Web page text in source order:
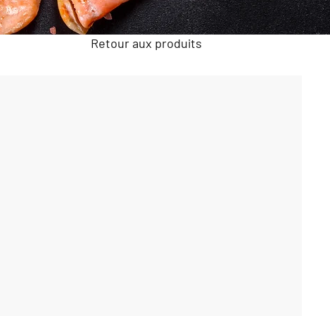
Retour aux produits